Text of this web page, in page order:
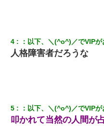
してます」って送ったら
だ、再婚して」私「なら父親
（もう手遅れだったんだな…）
4 ： 以下、＼(^o^)／でVIPが
人格障害者だろうな
5 ： 以下、＼(^o^)／でVIPが
叩かれて当然の人間が